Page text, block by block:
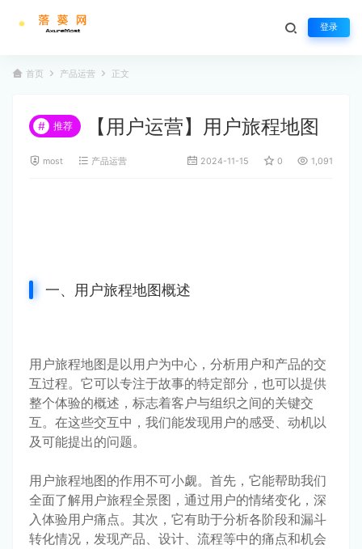
登录
首页 产品运营 正文
# 推荐 【用户运营】用户旅程地图
most 产品运营 2024-11-15 0 1,091
一、用户旅程地图概述
用户旅程地图是以用户为中心，分析用户和产品的交
互过程。它可以专注于故事的特定部分，也可以提供
整个体验的概述，标志着客户与组织之间的关键交
互。在这些交互中，我们能发现用户的感受、动机以
及可能提出的问题。
用户旅程地图的作用不可小觑。首先，它能帮助我们
全面了解用户旅程全景图，通过用户的情绪变化，深
入体验用户痛点。其次，它有助于分析各阶段和漏斗
转化情况，发现产品、设计、流程等中的痛点和机会